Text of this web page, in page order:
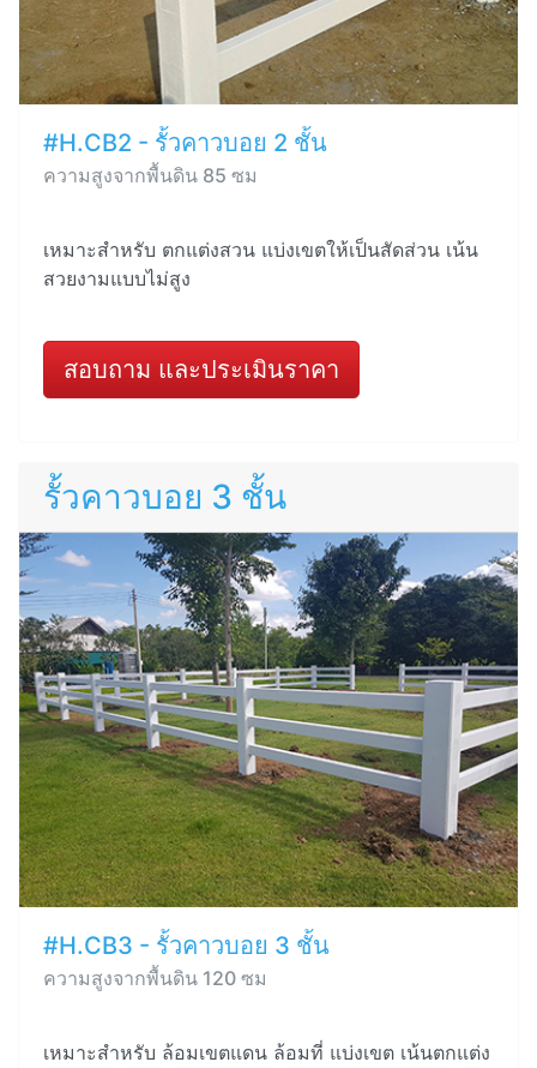
#H.CB2 - รั้วคาวบอย 2 ชั้น
ความสูงจากพื้นดิน 85 ซม
เหมาะสำหรับ ตกแต่งสวน แบ่งเขตให้เป็นสัดส่วน เน้น
สวยงามแบบไม่สูง
สอบถาม และประเมินราคา
รั้วคาวบอย 3 ชั้น
#H.CB3 - รั้วคาวบอย 3 ชั้น
ความสูงจากพื้นดิน 120 ซม
เหมาะสำหรับ ล้อมเขตแดน ล้อมที่ แบ่งเขต เน้นตกแต่ง